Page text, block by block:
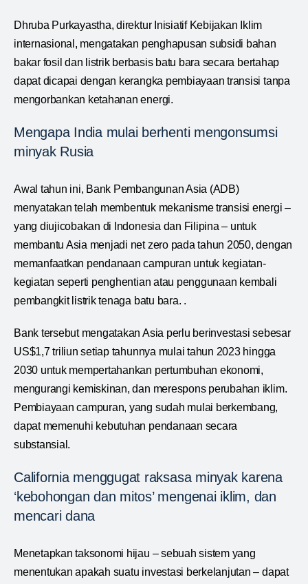
Dhruba Purkayastha, direktur Inisiatif Kebijakan Iklim
internasional, mengatakan penghapusan subsidi bahan
bakar fosil dan listrik berbasis batu bara secara bertahap
dapat dicapai dengan kerangka pembiayaan transisi tanpa
mengorbankan ketahanan energi.
Mengapa India mulai berhenti mengonsumsi
minyak Rusia
Awal tahun ini, Bank Pembangunan Asia (ADB)
menyatakan telah membentuk mekanisme transisi energi –
yang diujicobakan di Indonesia dan Filipina – untuk
membantu Asia menjadi net zero pada tahun 2050, dengan
memanfaatkan pendanaan campuran untuk kegiatan-
kegiatan seperti penghentian atau penggunaan kembali
pembangkit listrik tenaga batu bara. .
Bank tersebut mengatakan Asia perlu berinvestasi sebesar
US$1,7 triliun setiap tahunnya mulai tahun 2023 hingga
2030 untuk mempertahankan pertumbuhan ekonomi,
mengurangi kemiskinan, dan merespons perubahan iklim.
Pembiayaan campuran, yang sudah mulai berkembang,
dapat memenuhi kebutuhan pendanaan secara
substansial.
California menggugat raksasa minyak karena
‘kebohongan dan mitos’ mengenai iklim, dan
mencari dana
Menetapkan taksonomi hijau – sebuah sistem yang
menentukan apakah suatu investasi berkelanjutan – dapat